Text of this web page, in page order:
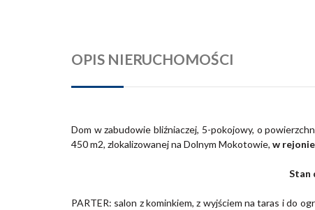
OPIS NIERUCHOMOŚCI
Dom w zabudowie bliźniaczej, 5-pokojowy, o
450 m2, zlokalizowanej na Dolnym Mokotowie, w
Stan
PARTER: salon z kominkiem, z wyjściem na taras i do